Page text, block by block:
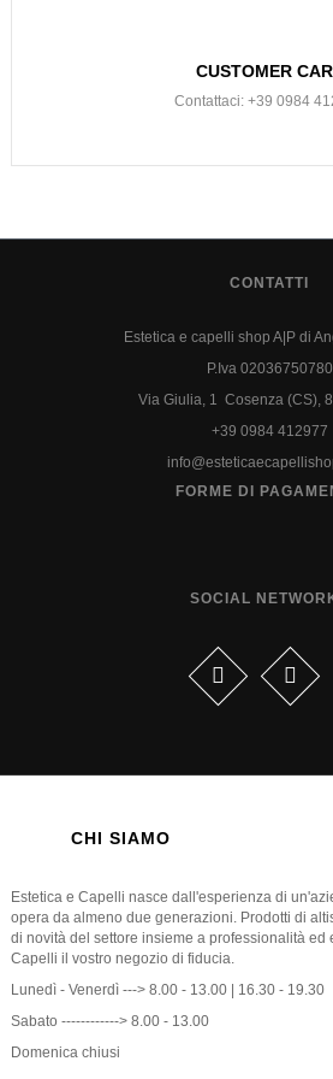
CUSTOMER
Contattaci: +39 0984
CONTATTI
Estetica e capelli shop A|P di
P.Iva 02036750780
Via Giulia, 1 Cosenza (CS),
+39 0984 412977
FORME DI
SOCIAL
CHI SIAMO
Estetica e Capelli nasce dall'esperienza di
opera da almeno due generazioni. Prodotti di
di novità del settore insieme a professionalità ed
Capelli il vostro negozio di fiducia.
Lunedì - Venerdì ---> 8.00 - 13.00 | 16.30 - 19.30
Sabato ------------> 8.00 - 13.00
Domenica chiusi